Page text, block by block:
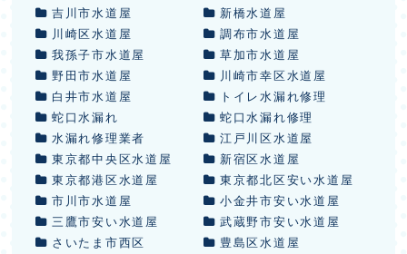
吉川市水道屋
新橋水道屋
川崎区水道屋
調布市水道屋
我孫子市水道屋
草加市水道屋
野田市水道屋
川崎市幸区水道屋
白井市水道屋
トイレ水漏れ修理
蛇口水漏れ
蛇口水漏れ修理
水漏れ修理業者
江戸川区水道屋
東京都中央区水道屋
新宿区水道屋
東京都港区水道屋
東京都北区安い水道屋
市川市水道屋
小金井市安い水道屋
三鷹市安い水道屋
武蔵野市安い水道屋
さいたま市西区
豊島区水道屋